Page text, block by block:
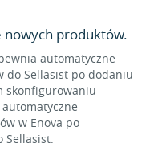
produktów.
automatyczne
do Sellasist po dodaniu
skonfigurowaniu
w Enova po
Sellasist.